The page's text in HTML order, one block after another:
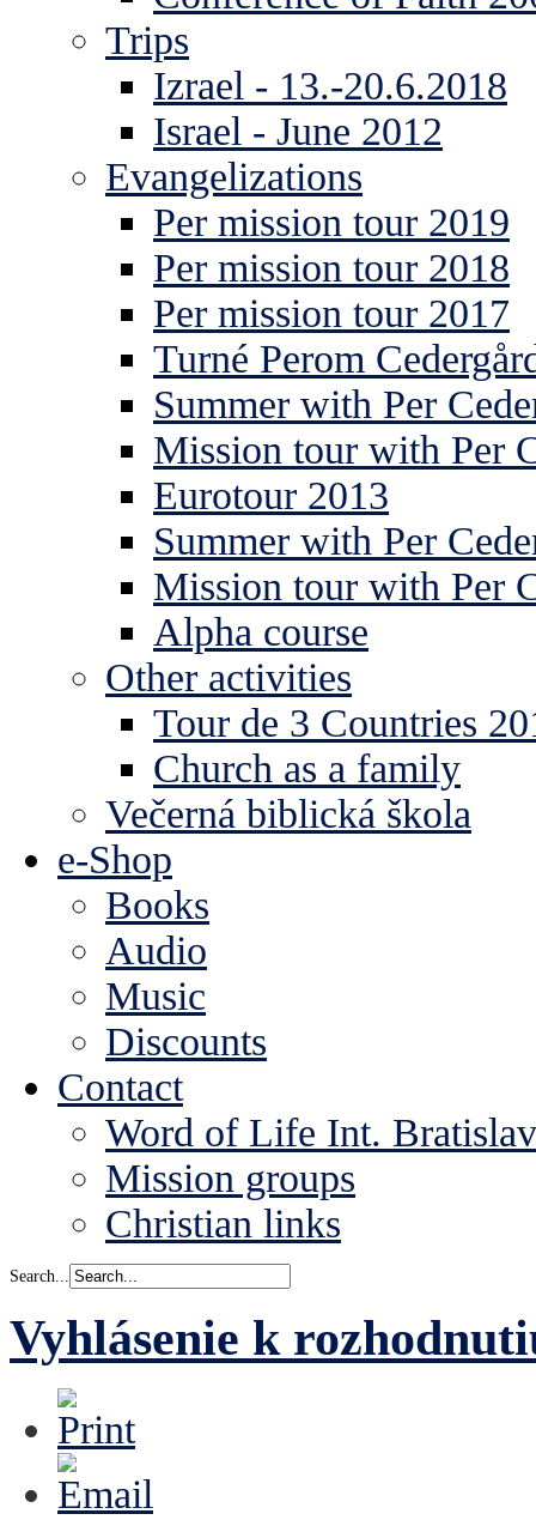
Trips
Izrael - 13.-20.6.2018
Israel - June 2012
Evangelizations
Per mission tour 2019
Per mission tour 2018
Per mission tour 2017
Turné Perom
Summer with Per
Mission tour with Per
Eurotour 2013
Summer with Per
Mission tour with Per
Alpha course
Other activities
Tour de 3 Countries
Church as a family
Večerná biblická škola
e-Shop
Books
Audio
Music
Discounts
Contact
Word of Life Int.
Mission groups
Christian links
Search...
Vyhlásenie k